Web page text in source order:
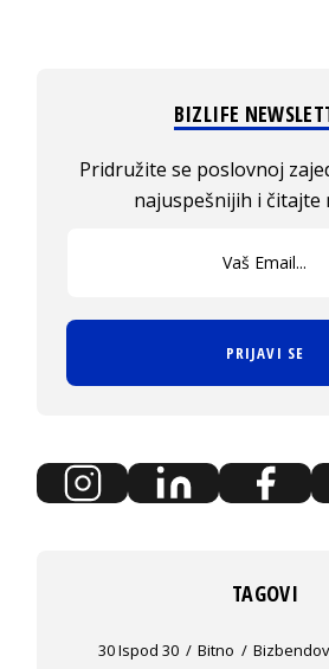
BIZLIFE
Pridružite se poslovnoj
najuspešnijih i čitajte
PRIJAVI SE
TAGOVI
30 Ispod 30 Bitno